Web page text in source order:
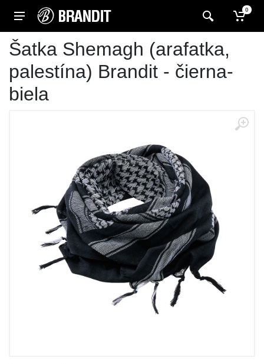
0
Šatka Shemagh (arafatka,
palestína) Brandit - čierna-
biela